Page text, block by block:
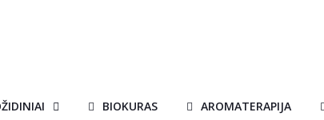
BIOKURAS AROMATERAPIJA